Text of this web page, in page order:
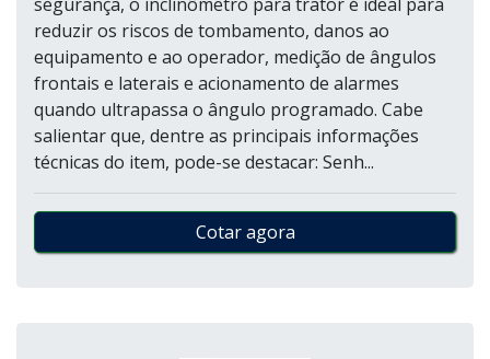
reduzir os riscos de tombamento, danos ao
equipamento e ao operador, medição de ângulos
frontais e laterais e acionamento de alarmes
quando ultrapassa o ângulo programado. Cabe
salientar que, dentre as principais informações
técnicas do item, pode-se destacar: Senh...
Cotar agora